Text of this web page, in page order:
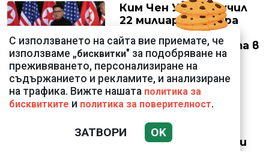
Ким Чен Ун е получил
22 милиарда долара
свръхпечалба от
началото на войната в
Украйна
кучетата в
столичните приюти
дари Kaufland за година
С използването на сайта вие приемате, че
използваме „бисквитки" за подобряване на
преживяването, персонализиране на
съдържанието и рекламите, и анализиране
на трафика. Вижте нашата политика за
бисквитките и политика за поверителност.
ЗАТВОРИ OK